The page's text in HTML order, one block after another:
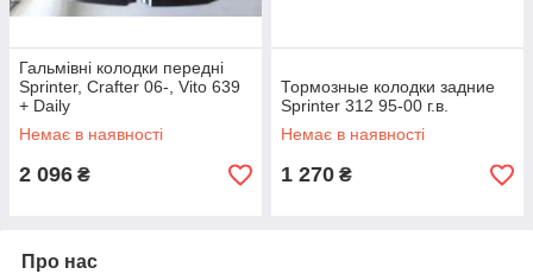
Гальмівні колодки передні
Sprinter, Crafter 06-, Vito 639
+ Daily
Немає в наявності
2 096 ₴
Тормозные колодки задние
Sprinter 312 95-00 г.в.
Немає в наявності
1 270 ₴
Про нас